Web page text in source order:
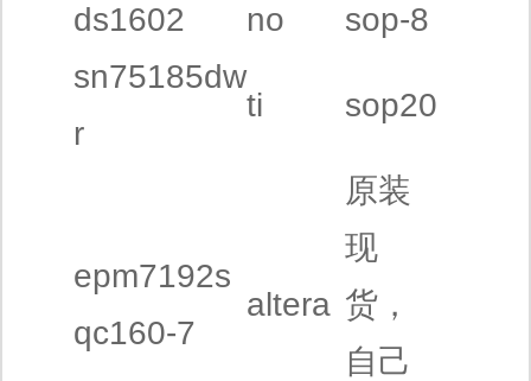
ds1602
no
sop-8
sn75185dw
r
ti sop20
epm7192s
qc160-7
altera
原装
现
货，
自己